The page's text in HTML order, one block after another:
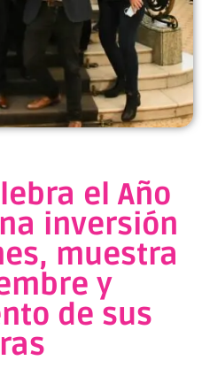
el Año
inversión
muestra
y
de sus